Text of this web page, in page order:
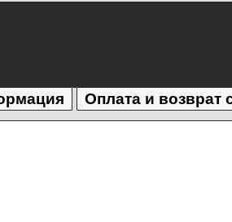
Оплата и возврат